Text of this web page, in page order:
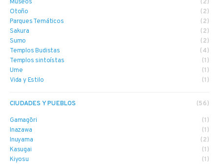
Museos
(2)
Otoño
(2)
Parques Temáticos
(2)
Sakura
(2)
Sumo
(2)
Templos Budistas
(4)
Templos sintoístas
(1)
Ume
(1)
Vida y Estilo
(1)
CIUDADES Y PUEBLOS (56)
Gamagōri
(1)
Inazawa
(1)
Inuyama
(2)
Kasugai
(1)
Kiyosu
(1)